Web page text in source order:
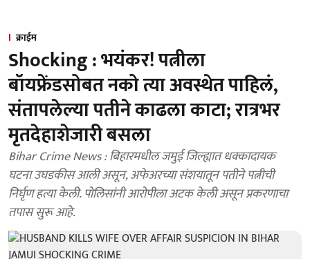
क्राईम
Shocking : भयंकर! पत्नीला
बॉयफ्रेंडसोबत नको त्या अवस्थेत पाहिलं,
संतापलेल्या पतीने काढला काटा; रात्रभर
मृतदेहाशेजारी बसला
Bihar Crime News : बिहारमधील जमुई जिल्ह्यात धक्कादायक
घटना उघडकीस आली असून, अफेअरच्या संशयातून पतीने पत्नीची
निर्घृण हत्या केली. पोलिसांनी आरोपीला अटक केली असून प्रकरणाचा
तपास सुरू आहे.